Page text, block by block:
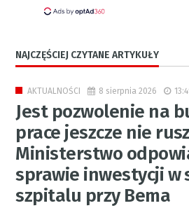
NAJCZĘŚCIEJ CZYTANE ARTYKUŁY
AKTUALNOŚCI 8 sierpnia 2026
Jest pozwolenie na
prace jeszcze nie
Ministerstwo
sprawie inwestycji w
szpitalu przy Bema